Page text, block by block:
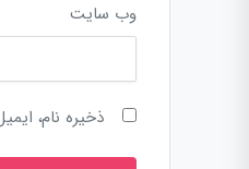
وب‌ سایت
ذخیره نام،